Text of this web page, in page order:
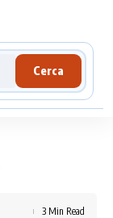
Cerca
3 Min Read